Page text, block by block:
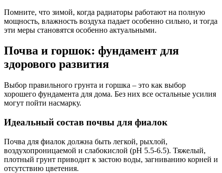
Помните, что зимой, когда радиаторы работают на полную
мощность, влажность воздуха падает особенно сильно, и тогда
эти меры становятся особенно актуальными.
Почва и горшок: фундамент для
здорового развития
Выбор правильного грунта и горшка – это как выбор
хорошего фундамента для дома. Без них все остальные усилия
могут пойти насмарку.
Идеальный состав почвы для фиалок
Почва для фиалок должна быть легкой, рыхлой,
воздухопроницаемой и слабокислой (pH 5.5-6.5). Тяжелый,
плотный грунт приводит к застою воды, загниванию корней и
отсутствию цветения.